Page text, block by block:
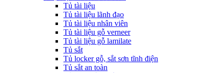
Tủ tài liệu
Tủ tài liệu lãnh đạo
Tủ tài liệu nhân viên
Tủ tài liệu gỗ verneer
Tủ tài liệu gỗ lamilate
Tủ sắt
Tủ locker gỗ, sắt sơn tĩnh điện
Tủ sắt an toàn